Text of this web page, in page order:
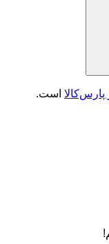
پارس‌کالا است.